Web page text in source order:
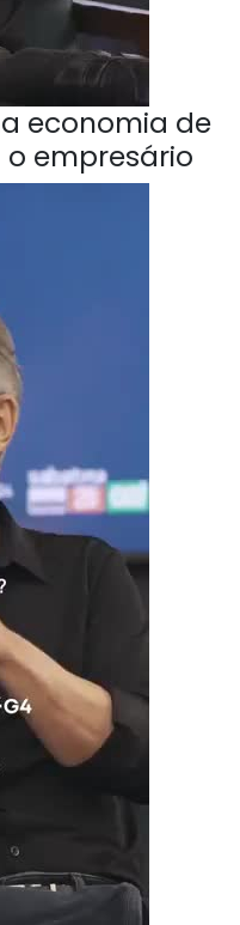
economia de
empresário